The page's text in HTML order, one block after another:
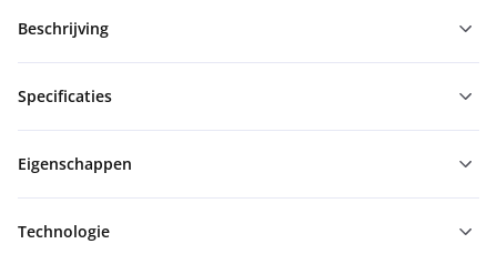
Beschrijving
Specificaties
Eigenschappen
Technologie